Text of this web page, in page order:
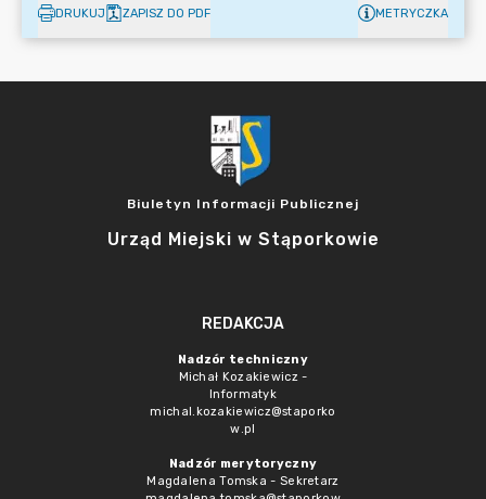
DRUKUJ ZAPISZ DO PDF METRYCZKA
Biuletyn Informacji Publicznej
Urząd Miejski w Stąporkowie
REDAKCJA
Nadzór techniczny
Michał Kozakiewicz -
Informatyk
michal.kozakiewicz@staporko
w.pl
Nadzór merytoryczny
Magdalena Tomska - Sekretarz